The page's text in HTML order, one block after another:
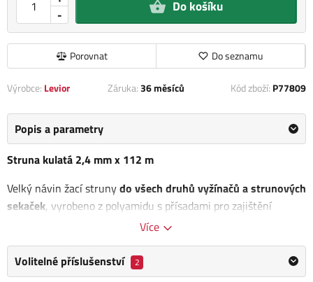
- Do košíku
Porovnat Do seznamu
Výrobce: Levior Záruka:36 měsíců Kód zboží: P77809
Popis a parametry
Struna kulatá 2,4 mm x 112 m
Velký návin žací strunydo všech druhů vyžínačů a strunových
sekaček, vyrobeno z polyamidu s přísadami pro zajištění
Kategorie
2,4 mm struny
Více
Volitelné příslušenství 2